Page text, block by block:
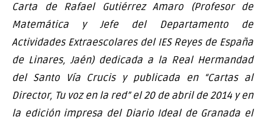
Carta de Rafael Gutiérrez Amaro (Profesor de
Matemática y Jefe del Departamento de
Actividades Extraescolares del IES Reyes de España
de Linares, Jaén) dedicada a la Real Hermandad
del Santo Vía Crucis y publicada en “Cartas al
Director, Tu voz en la red” el 20 de abril de 2014 y en
la edición impresa del Diario Ideal de Granada el